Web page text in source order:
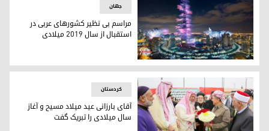
مراسم بی نظیر کشورهای عربی در استقبال از سال ٢٠١٩ میلادی
جھان
مراسم بی نظیر کشورهای عربی در
استقبال از سال ٢٠١٩ میلادی
كردستان
آقای بارزانی عید میلاد مسیح و آغاز
سال میلادی را تبریک گفت